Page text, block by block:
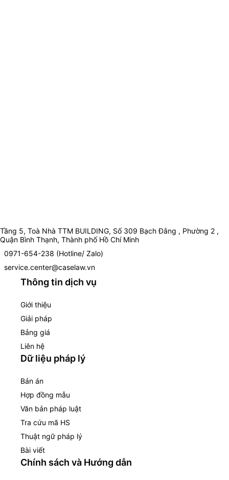
Tầng 5, Toà Nhà TTM BUILDING, Số 309 Bạch Đằng , Phường 2 ,
Quận Bình Thạnh, Thành phố Hồ Chí Minh
0971-654-238 (Hotline/ Zalo)
service.center@caselaw.vn
Thông tin dịch vụ
Giới thiệu
Giải pháp
Bảng giá
Liên hệ
Dữ liệu pháp lý
Bản án
Hợp đồng mẫu
Văn bản pháp luật
Tra cứu mã HS
Thuật ngữ pháp lý
Bài viết
Chính sách và Hướng dẫn